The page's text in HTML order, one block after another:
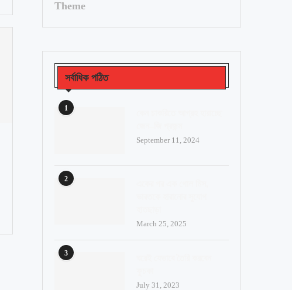
সর্বাধিক পঠিত
1
September 11, 2024
2
March 25, 2025
3
July 31, 2023